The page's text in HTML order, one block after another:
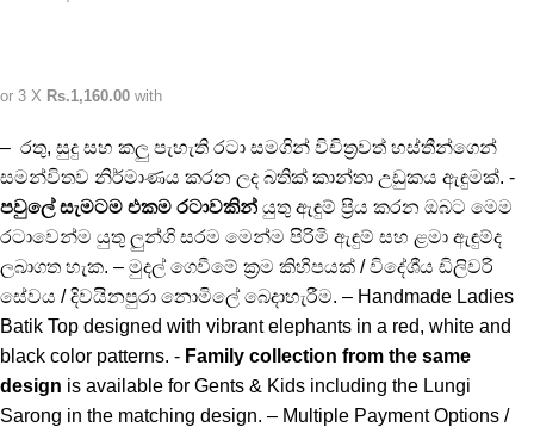
or 3 X Rs.1,160.00 with
– රතු, සුදු සහ කලු පැහැති රටා සමගින් විචිත්‍රවත් හස්තීන්ගෙන්
සමන්විතව නිර්මාණය කරන ලද බතික් කාන්තා උඩුකය ඇඳුමක්. -
පවුලේ සැමටම එකම රටාවකින් යුතු ඇඳුම් ප්‍රිය කරන ඔබට මෙම
රටාවෙන්ම යුතු ලුන්ගි සරම මෙන්ම පිරිමි ඇඳුම් සහ ළමා ඇඳුම්ද
ලබාගත හැක. – මුදල් ගෙවීමේ ක්‍රම කිහිපයක් / විදේශීය ඩිලිවරි
සේවය / දිවයිනපුරා නොමිලේ බෙදාහැරීම. – Handmade Ladies
Batik Top designed with vibrant elephants in a red, white and
black color patterns. - Family collection from the same
design is available for Gents & Kids including the Lungi
Sarong in the matching design. – Multiple Payment Options /